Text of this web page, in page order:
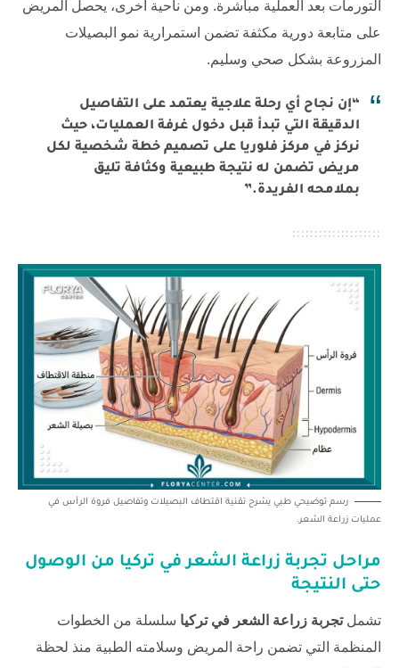
التورمات بعد العملية مباشرة. ومن ناحية أخرى، يحصل المريض
على متابعة دورية مكثفة تضمن استمرارية نمو البصيلات
المزروعة بشكل صحي وسليم.
“إن نجاح أي رحلة علاجية يعتمد على التفاصيل
الدقيقة التي تبدأ قبل دخول غرفة العمليات، حيث
نركز في مركز فلوريا على تصميم خطة شخصية لكل
مريض تضمن له نتيجة طبيعية وكثافة تليق
بملامحه الفريدة.”
رسم توضيحي طبي يشرح تقنية اقتطاف البصيلات وتفاصيل فروة الرأس في
عمليات زراعة الشعر.
مراحل تجربة زراعة الشعر في تركيا من الوصول
حتى النتيجة
تشملتجربة زراعة الشعر في تركيا سلسلة من الخطوات
المنظمة التي تضمن راحة المريض وسلامته الطبية منذ لحظة